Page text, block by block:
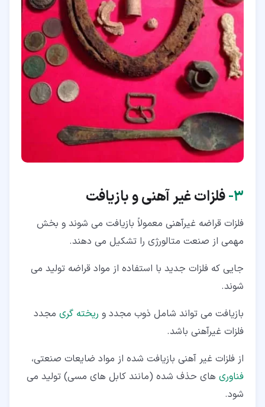
۳‏- فلزات غیر آهنی و بازیافت
فلزات قراضه غیرآهنی معمولاً بازیافت می شوند و بخش
مهمی از صنعت متالورژی را تشکیل می دهند.
جایی که فلزات جدید با استفاده از مواد قراضه تولید می
شوند.
بازیافت می تواند شامل ذوب مجدد و ریخته گری مجدد
فلزات غیرآهنی باشد.
از فلزات غیر آهنی بازیافت شده از مواد ضایعات صنعتی،
فناوری های حذف شده (مانند کابل های مسی) تولید می
شود.